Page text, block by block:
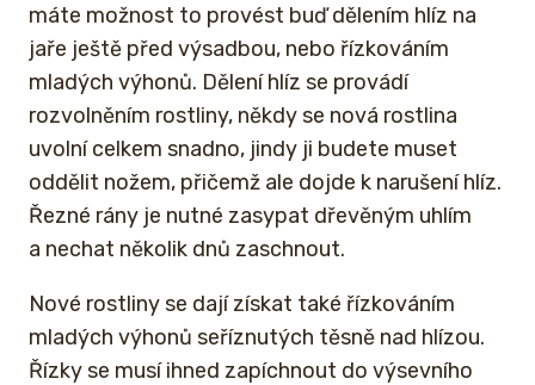
máte možnost to provést buď dělením hlíz na
jaře ještě před výsadbou, nebo řízkováním
mladých výhonů. Dělení hlíz se provádí
rozvolněním rostliny, někdy se nová rostlina
uvolní celkem snadno, jindy ji budete muset
oddělit nožem, přičemž ale dojde k narušení hlíz.
Řezné rány je nutné zasypat dřevěným uhlím
a nechat několik dnů zaschnout.
Nové rostliny se dají získat také řízkováním
mladých výhonů seříznutých těsně nad hlízou.
Řízky se musí ihned zapíchnout do výsevního